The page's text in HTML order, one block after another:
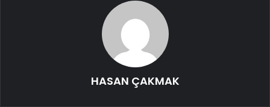
HASAN ÇAKMAK